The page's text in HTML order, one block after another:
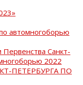
автомногоборью
Санкт-
2022
ПЕТЕРБУРГА ПО